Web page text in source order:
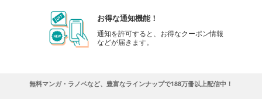
お得な通知機能！
通知を許可すると、お得なクーポン情報
などが届きます。
無料マンガ・ラノベなど、豊富なラインナップで188万冊以上配信中！